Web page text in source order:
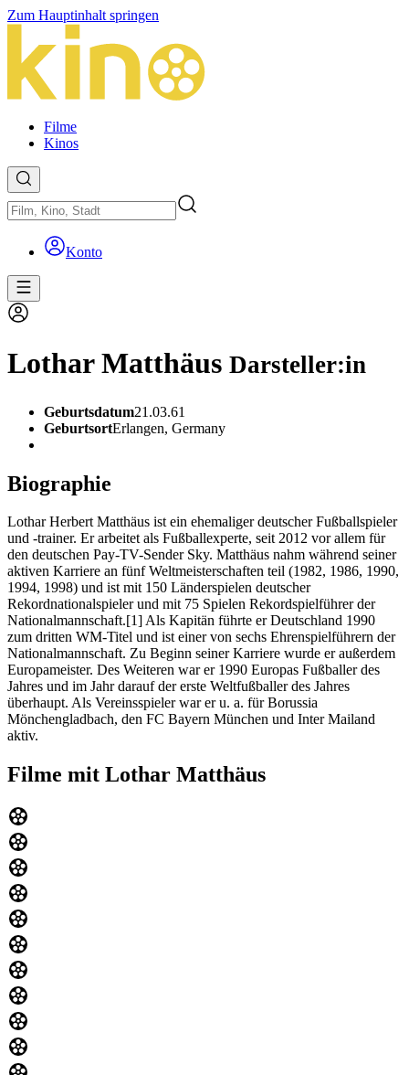
Zum Hauptinhalt springen
Filme
Kinos
Konto
Lothar Matthäus Darsteller:in
Geburtsdatum21.03.61
GeburtsortErlangen, Germany
Biographie
Lothar Herbert Matthäus ist ein ehemaliger deutscher Fußballspieler
und -trainer. Er arbeitet als Fußballexperte, seit 2012 vor allem für
den deutschen Pay-TV-Sender Sky. Matthäus nahm während seiner
aktiven Karriere an fünf Weltmeisterschaften teil (1982, 1986, 1990,
1994, 1998) und ist mit 150 Länderspielen deutscher
Rekordnationalspieler und mit 75 Spielen Rekordspielführer der
Nationalmannschaft.[1] Als Kapitän führte er Deutschland 1990
zum dritten WM-Titel und ist einer von sechs Ehrenspielführern der
Nationalmannschaft. Zu Beginn seiner Karriere wurde er außerdem
Europameister. Des Weiteren war er 1990 Europas Fußballer des
Jahres und im Jahr darauf der erste Weltfußballer des Jahres
überhaupt. Als Vereinsspieler war er u. a. für Borussia
Mönchengladbach, den FC Bayern München und Inter Mailand
aktiv.
Filme mit Lothar Matthäus